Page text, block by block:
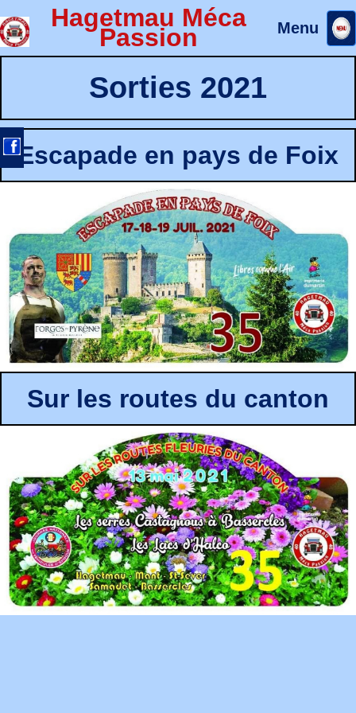
Hagetmau Méca
Passion Menu
Sorties 2021
Escapade en pays de Foix
Sur les routes du canton